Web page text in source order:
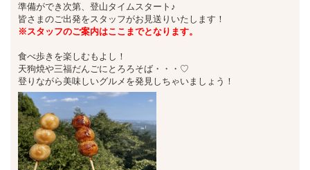
準備ができ次第、登山タイムスタート♪
皆さまのご出発をスタッフがお見送りいたします！
※スタッフのご案内はここまでとなります。
食べ歩きを楽しむもよし！
天狗焼や三福だんごにとろろそば・・・♡
登りながら美味しいグルメを発見しちゃいましょう！